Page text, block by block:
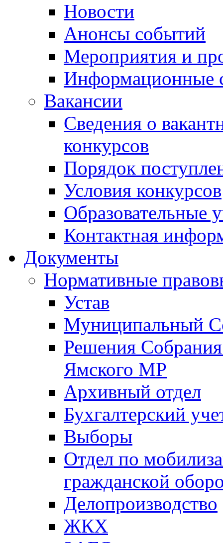
Новости
Анонсы событий
Мероприятия и
Информационные
Вакансии
Сведения о
конкурсов
Порядок
Условия конкурсов
Образовательные
Контактная
Документы
Нормативные
Устав
Муниципальный
Решения
Ямского МР
Архивный отдел
Бухгалтерский
Выборы
Отдел по
гражданской
Делопроизводство
ЖКХ